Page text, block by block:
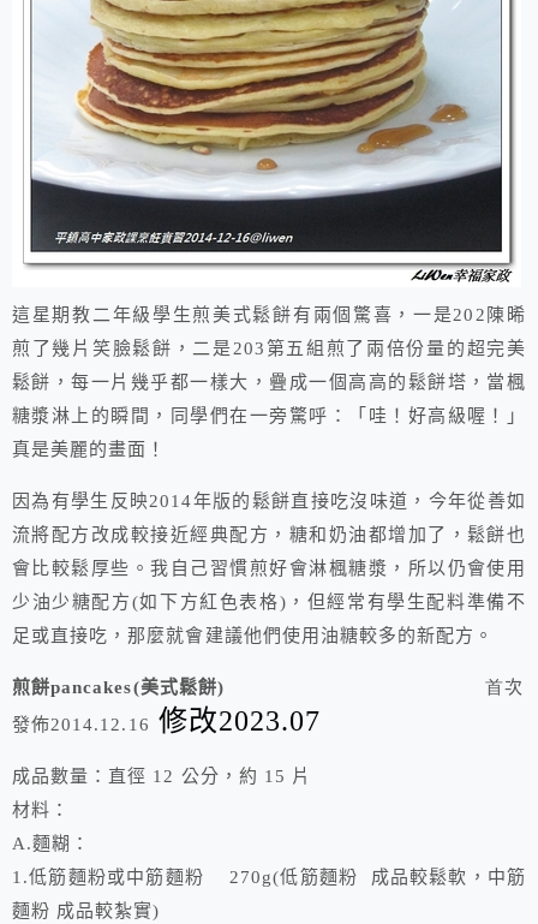
這星期教二年級學生煎美式鬆餅有兩個驚喜，一是202陳晞
煎了幾片笑臉鬆餅，二是203第五組煎了兩倍份量的超完美
鬆餅，每一片幾乎都一樣大，疊成一個高高的鬆餅塔，當楓
糖漿淋上的瞬間，同學們在一旁驚呼：「哇！好高級喔！」
真是美麗的畫面！
因為有學生反映2014年版的鬆餅直接吃沒味道，今年從善如
流將配方改成較接近經典配方，糖和奶油都增加了，鬆餅也
會比較鬆厚些。我自己習慣煎好會淋楓糖漿，所以仍會使用
少油少糖配方(如下方紅色表格)，但經常有學生配料準備不
足或直接吃，那麼就會建議他們使用油糖較多的新配方。
煎餅pancakes(美式鬆餅) 首次
發佈2014.12.16 修改2023.07
成品數量：直徑 12 公分，約 15 片
材料：
A.麵糊：
1.低筋麵粉或中筋麵粉 270g(低筋麵粉 成品較鬆軟，中筋
麵粉 成品較紮實)